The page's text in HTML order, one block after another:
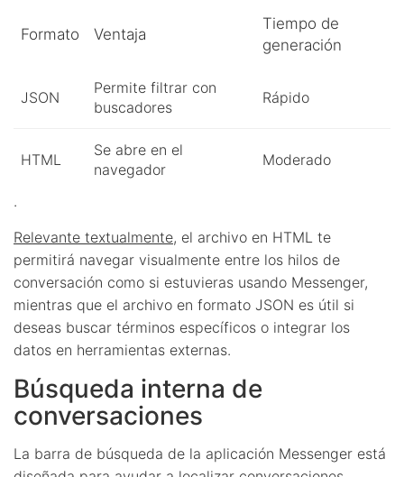
Formato Ventaja
Tiempo de
generación
JSON
Permite filtrar con
buscadores
Rápido
HTML
Se abre en el
navegador
Moderado
.
Relevante textualmente, el archivo en HTML te
permitirá navegar visualmente entre los hilos de
conversación como si estuvieras usando Messenger,
mientras que el archivo en formato JSON es útil si
deseas buscar términos específicos o integrar los
datos en herramientas externas.
Búsqueda interna de
conversaciones
La barra de búsqueda de la aplicación Messenger está